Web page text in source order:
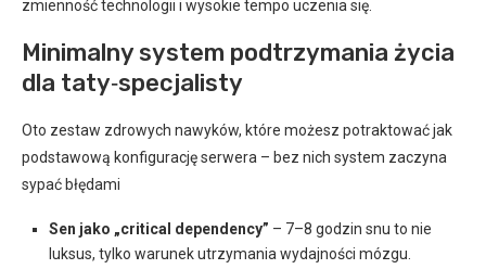
zmienność technologii i wysokie tempo uczenia się.
Minimalny system podtrzymania życia
dla taty‑specjalisty
Oto zestaw zdrowych nawyków, które możesz potraktować jak
podstawową konfigurację serwera – bez nich system zaczyna
sypać błędami
Sen jako „critical dependency” – 7–8 godzin snu to nie
luksus, tylko warunek utrzymania wydajności mózgu.